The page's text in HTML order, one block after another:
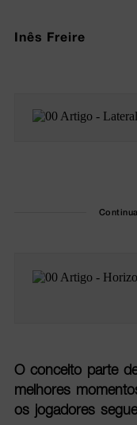
Inês Freire
O conceito parte
melhores
os jogadores